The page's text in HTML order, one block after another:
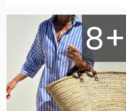
8+